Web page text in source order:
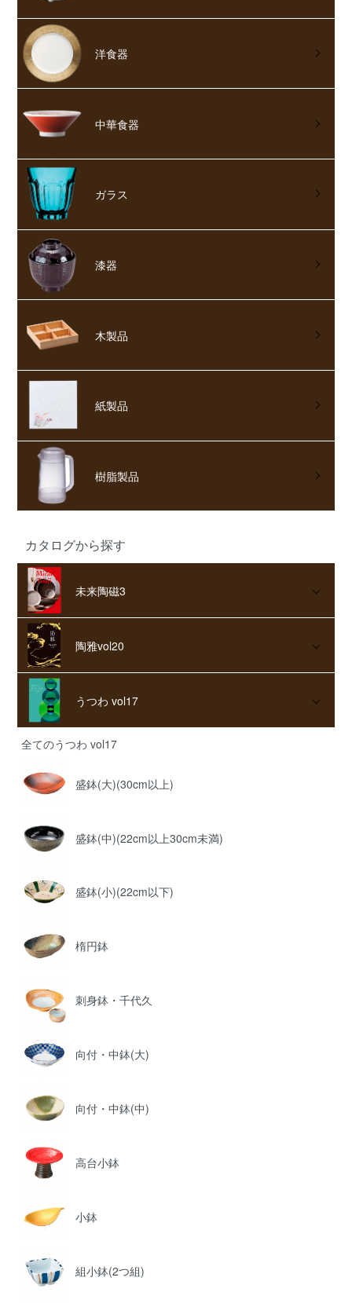
洋食器
中華食器
ガラス
漆器
木製品
紙製品
樹脂製品
カタログから探す
未来陶磁3
陶雅vol20
うつわ vol17
全てのうつわ vol17
盛鉢(大)(30cm以上)
盛鉢(中)(22cm以上30cm未満)
盛鉢(小)(22cm以下)
楕円鉢
刺身鉢・千代久
向付・中鉢(大)
向付・中鉢(中)
高台小鉢
小鉢
組小鉢(2つ組)